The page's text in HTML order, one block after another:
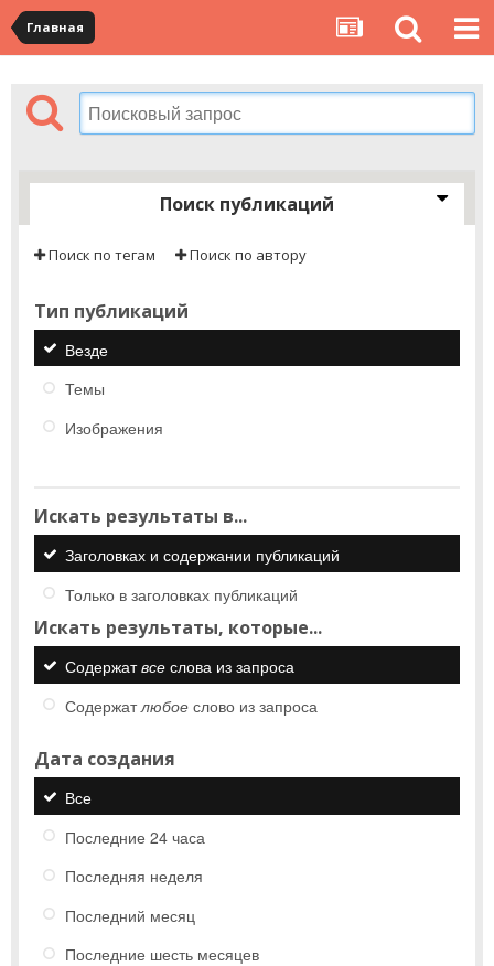
Главная
Поиск публикаций
Поиск по тегам Поиск по автору
Тип публикаций
Везде
Темы
Изображения
Искать результаты в...
Заголовках и содержании публикаций
Только в заголовках публикаций
Искать результаты, которые...
Содержатвсе слова из запроса
Содержатлюбое слово из запроса
Дата создания
Все
Последние 24 часа
Последняя неделя
Последний месяц
Последние шесть месяцев